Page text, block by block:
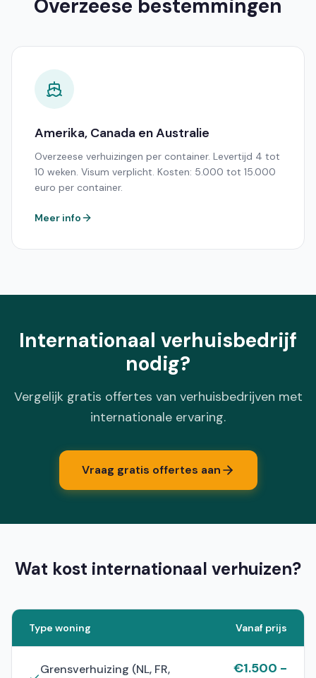
Overzeese bestemmingen
Amerika, Canada en Australie
Overzeese verhuizingen per container. Levertijd 4 tot
10 weken. Visum verplicht. Kosten: 5.000 tot 15.000
euro per container.
Meer info
Internationaal verhuisbedrijf
nodig?
Vergelijk gratis offertes van verhuisbedrijven met
internationale ervaring.
Vraag gratis offertes aan
Wat kost internationaal verhuizen?
Type woning Vanaf prijs
Grensverhuizing (NL, FR,
€1.500 -